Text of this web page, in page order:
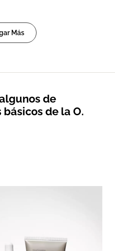
Más
de
de la O.